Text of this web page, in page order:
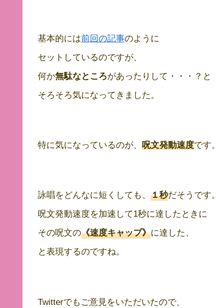
基本的には前回の記事のように
セットしているのですが、
何か無駄なところがあったりして・・・？と
そろそろ気になってきました。
特に気になっているのが、 呪文発動速度です。
詠唱をどんなに短くしても、 １秒だそうです。
呪文発動速度を加速して1秒に達したときに
その呪文の《速度キャップ》に達した、
と表現するのですね。
Twitterでもご意見をいただいたので、